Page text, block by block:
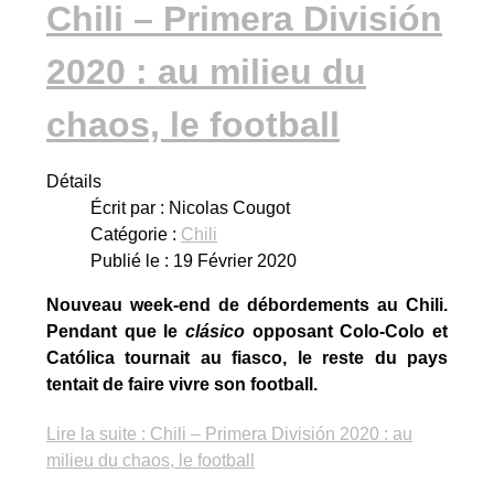
Chili – Primera División
2020 : au milieu du
chaos, le football
Détails
Écrit par : Nicolas Cougot
Catégorie : Chili
Publié le : 19 Février 2020
Nouveau week-end de débordements au Chili.
Pendant que le clásico opposant Colo-Colo et
Católica tournait au fiasco, le reste du pays
tentait de faire vivre son football.
Lire la suite : Chili – Primera División 2020 : au
milieu du chaos, le football